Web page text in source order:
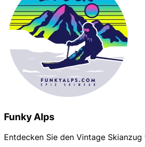
Funky Alps
Entdecken Sie den Vintage